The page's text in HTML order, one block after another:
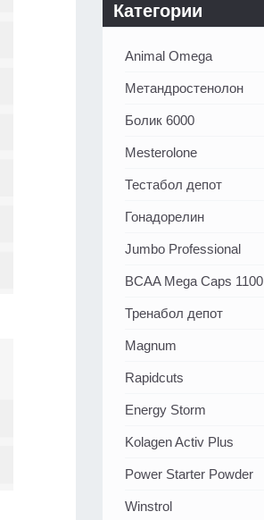
Категории
Animal Omega
Метандростенолон
Болик 6000
Mesterolone
Тестабол депот
Гонадорелин
Jumbo Professional
BCAA Mega Caps 1100
Тренабол депот
Magnum
Rapidcuts
Energy Storm
Kolagen Activ Plus
Power Starter Powder
Winstrol